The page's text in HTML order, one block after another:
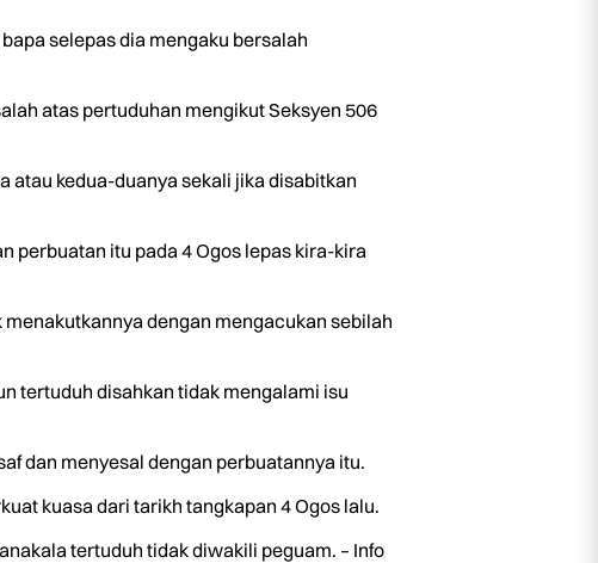
selepas dia mengaku bersalah
atas pertuduhan mengikut Seksyen 506
atau kedua-duanya sekali jika disabitkan
perbuatan itu pada 4 Ogos lepas kira-kira
dengan mengacukan sebilah
tertuduh disahkan tidak mengalami isu
dan menyesal dengan perbuatannya itu.
kuasa dari tarikh tangkapan 4 Ogos lalu.
tertuduh tidak diwakili peguam. – Info